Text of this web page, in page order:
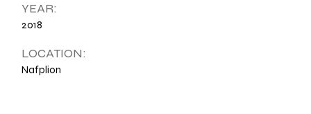
YEAR:
2018
LOCATION:
Nafplion